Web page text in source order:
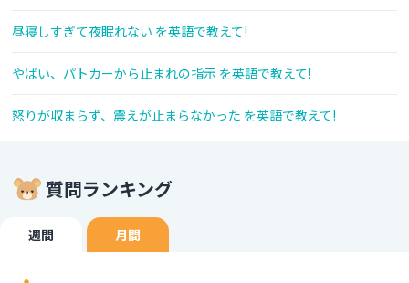
昼寝しすぎて夜眠れない を英語で教えて!
やばい、パトカーから止まれの指示 を英語で教えて!
怒りが収まらず、震えが止まらなかった を英語で教えて!
質問ランキング
週間 月間